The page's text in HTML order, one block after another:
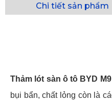
Chi tiết sản phẩm
Thảm lót sàn ô tô BYD M9
bụi bẩn, chất lỏng còn là